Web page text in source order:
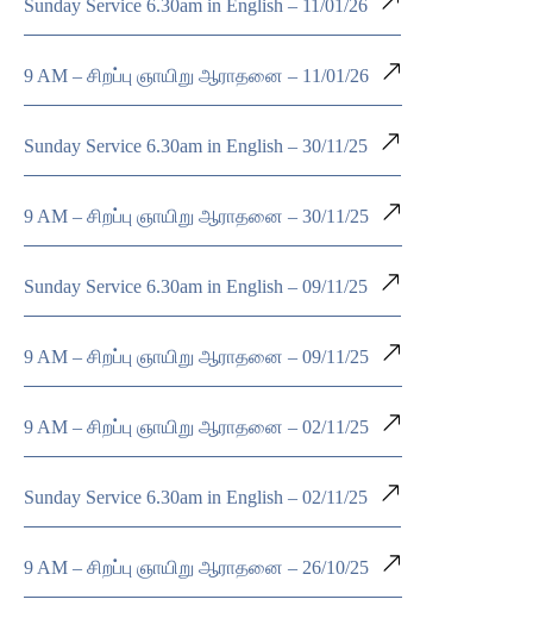
Sunday Service 6.30am in English – 11/01/26
9 AM – சிறப்பு ஞாயிறு ஆராதனை – 11/01/26
Sunday Service 6.30am in English – 30/11/25
9 AM – சிறப்பு ஞாயிறு ஆராதனை – 30/11/25
Sunday Service 6.30am in English – 09/11/25
9 AM – சிறப்பு ஞாயிறு ஆராதனை – 09/11/25
9 AM – சிறப்பு ஞாயிறு ஆராதனை – 02/11/25
Sunday Service 6.30am in English – 02/11/25
9 AM – சிறப்பு ஞாயிறு ஆராதனை – 26/10/25